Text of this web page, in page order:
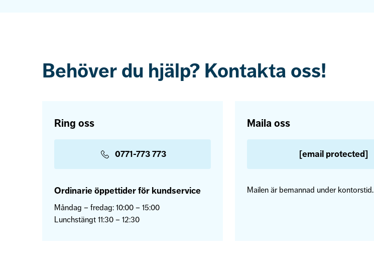
Behöver du hjälp? Kontakta oss!
Ring oss
0771-773 773
Ordinarie öppettider för kundservice
Måndag – fredag: 10:00 – 15:00
Lunchstängt 11:30 – 12:30
Maila oss
[email protected]
Mailen är bemannad under kontorstid.